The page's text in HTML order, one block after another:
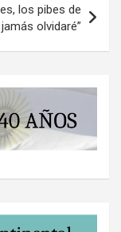
los pibes de
olvidaré”